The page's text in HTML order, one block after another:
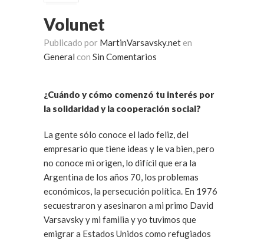
Volunet
Publicado por MartinVarsavsky.net en
General con Sin Comentarios
¿Cuándo y cómo comenzó tu interés por
la solidaridad y la cooperación social?
La gente sólo conoce el lado feliz, del
empresario que tiene ideas y le va bien, pero
no conoce mi origen, lo difícil que era la
Argentina de los años 70, los problemas
económicos, la persecución política. En 1976
secuestraron y asesinaron a mi primo David
Varsavsky y mi familia y yo tuvimos que
emigrar a Estados Unidos como refugiados